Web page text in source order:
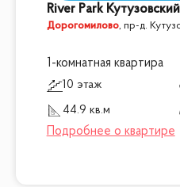
River Park Кутузовский
Дорогомилово, пр-д.
1-комнатная квартира
10 этаж
44.9 кв.м